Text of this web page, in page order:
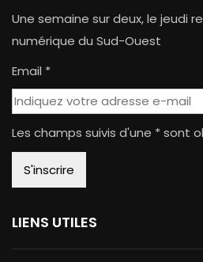
Une semaine sur deux, le jeudi
numérique du Sud-Ouest
Email *
Les champs suivis d'une * sont
LIENS UTILES